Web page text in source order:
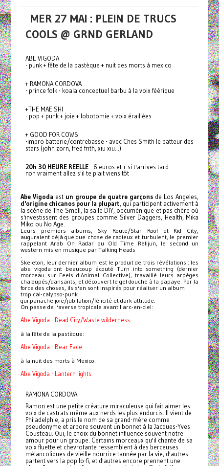
MER 27 MAI : PLEIN DE TRUCS
COOLS @ GRND GERLAND
ABE VIGODA
- punk + fête de la pastèque + nuit des morts à mexico
+ RAMONA CORDOVA
- prince folk - koala conceptuel barbu à la voix féérique
+THE MAE SHI
- pop + punk + joie + lobotomie + voix éraillées
+ GOOD FOR COWS
-impro batterie/contrebasse - avec Ches Smith le batteur des
stars (john zorn, fred frith, xiu xiu...)
20h 30 HEURE REELLE- 6 euros et + si t'arrives tard
non vraiment allez s'il te plait viens tôt
Abe Vigoda est un groupe de quatre garçons de Los Angeles,
d'origine chicanos pour la plupart, qui participent activement à
la scène de The Smell, la salle DIY, oecuménique et pas chère où
s'investissent des groupes comme Silver Daggers, Health, Mika
Miko ou No Age.
Leurs premiers albums, Sky Route/Star Roof et Kid City,
auguraient déjà quelque chose de radieux et turbulent, le premier
rappelant Arab On Radar ou Old Time Relijun, le second un
western mis en musique par Talking Heads
.
Skeleton, leur dernier album est le produit de trois révélations : les
abe vigoda ont beaucoup écouté Turn into something (dernier
morceau sur Feels d'Animal Collective), travaillé leurs arpèges
chaloupés/dansants, et découvert le gel douche à la papaye. Par la
force des choses, ils s'en sont inspirés pour réaliser un album
tropical-calypso-punk
qui panache joie/jubilation/félicité et dark attitude.
On passe de l'averse tropicale avant l'arc-en-ciel:
Abe Vigoda - Dead City/Waste wilderness
à la fête de la pastèque:
Abe Vigoda - Bear Face
à la nuit des morts à Mexico:
Abe Vigoda - Lantern lights
RAMONA CORDOVA
Ramon est une petite créature miraculeuse qui fait aimer les
voix de castrats même aux nerds les plus endurcis. Il vient de
Philadelphie, a pris le nom de sa grand-mère comme
pseudonyme et arbore souvent un bonnet à la Jacques-Yves
Cousteau. Oui, le choix du bonnet influence souvent notre
amour pour un groupe. Certains morceaux qu'il chante de sa
voix fluette et chevrotante ressemblent à des berceuses
mélancoliques de vieille nourrice tannée par la vie, d'autres
partent vers la pop lo-fi, et d'autres encore prennent une